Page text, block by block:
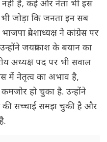
हैं, कई और नेता भी इस
भी जोड़ा कि जनता इन सब
प्रदेशाध्यक्ष ने कांग्रेस पर
जयप्रकाश के बयान का
अध्यक्ष पद पर भी सवाल
में नेतृत्व का अभाव है,
हो चुका है. उन्होंने
की सच्चाई समझ चुकी है और